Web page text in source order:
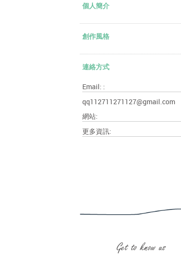
個人簡介
創作風格
連絡方式
Email: :
qq112711271127@gmail.com
網站:
更多資訊:
Get to know us